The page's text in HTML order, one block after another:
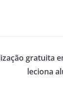
gratuita
leciona